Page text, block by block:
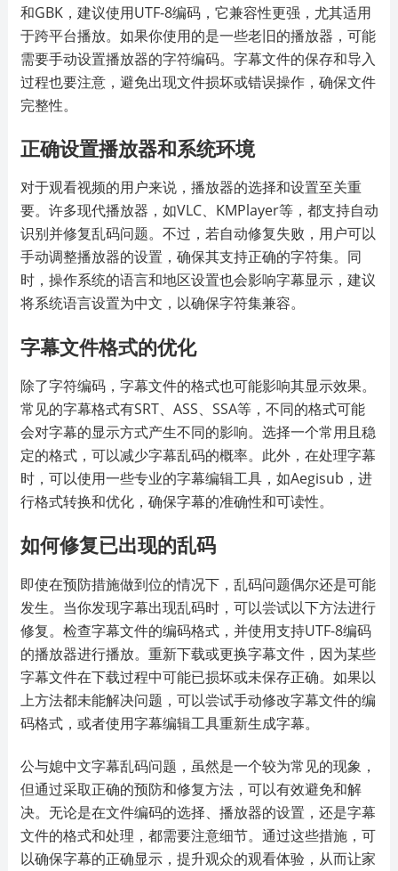
和GBK，建议使用UTF-8编码，它兼容性更强，尤其适用
于跨平台播放。如果你使用的是一些老旧的播放器，可能
需要手动设置播放器的字符编码。字幕文件的保存和导入
过程也要注意，避免出现文件损坏或错误操作，确保文件
完整性。
正确设置播放器和系统环境
对于观看视频的用户来说，播放器的选择和设置至关重
要。许多现代播放器，如VLC、KMPlayer等，都支持自动
识别并修复乱码问题。不过，若自动修复失败，用户可以
手动调整播放器的设置，确保其支持正确的字符集。同
时，操作系统的语言和地区设置也会影响字幕显示，建议
将系统语言设置为中文，以确保字符集兼容。
字幕文件格式的优化
除了字符编码，字幕文件的格式也可能影响其显示效果。
常见的字幕格式有SRT、ASS、SSA等，不同的格式可能
会对字幕的显示方式产生不同的影响。选择一个常用且稳
定的格式，可以减少字幕乱码的概率。此外，在处理字幕
时，可以使用一些专业的字幕编辑工具，如Aegisub，进
行格式转换和优化，确保字幕的准确性和可读性。
如何修复已出现的乱码
即使在预防措施做到位的情况下，乱码问题偶尔还是可能
发生。当你发现字幕出现乱码时，可以尝试以下方法进行
修复。检查字幕文件的编码格式，并使用支持UTF-8编码
的播放器进行播放。重新下载或更换字幕文件，因为某些
字幕文件在下载过程中可能已损坏或未保存正确。如果以
上方法都未能解决问题，可以尝试手动修改字幕文件的编
码格式，或者使用字幕编辑工具重新生成字幕。
公与媳中文字幕乱码问题，虽然是一个较为常见的现象，
但通过采取正确的预防和修复方法，可以有效避免和解
决。无论是在文件编码的选择、播放器的设置，还是字幕
文件的格式和处理，都需要注意细节。通过这些措施，可
以确保字幕的正确显示，提升观众的观看体验，从而让家